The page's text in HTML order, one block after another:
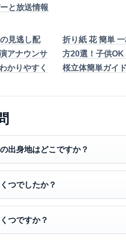
と放送情報
見逃し配
アナウンサ
かりやすく
折り紙 花 簡単
方20選！子供
桜立体簡単ガイ
出身地はどこですか？
つでしたか？
つですか？